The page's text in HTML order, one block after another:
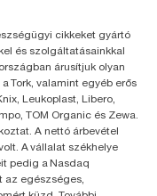
cikkeket gyártó
és szolgáltatásainkkal
árusítjuk olyan
Tork, valamint egyéb erős
Leukoplast, Libero,
TOM Organic és Zewa.
A nettó árbevétel
A vállalat székhelye
pedig a Nasdaq
az egészséges,